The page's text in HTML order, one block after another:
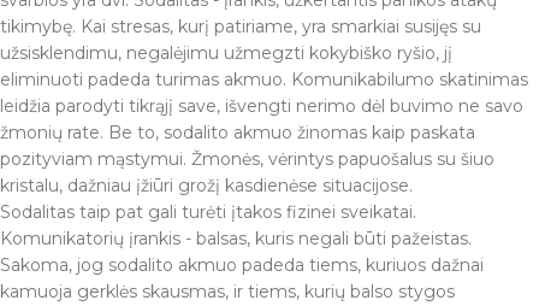
tikimybę. Kai stresas, kurį patiriame, yra smarkiai susijęs su
užsisklendimu, negalėjimu užmegzti kokybiško ryšio, jį
eliminuoti padeda turimas akmuo. Komunikabilumo skatinimas
leidžia parodyti tikrąjį save, išvengti nerimo dėl buvimo ne savo
žmonių rate. Be to, sodalito akmuo žinomas kaip paskata
pozityviam mąstymui. Žmonės, vėrintys papuošalus su šiuo
kristalu, dažniau įžiūri grožį kasdienėse situacijose.
Sodalitas taip pat gali turėti įtakos fizinei sveikatai.
Komunikatorių įrankis - balsas, kuris negali būti pažeistas.
Sakoma, jog sodalito akmuo padeda tiems, kuriuos dažnai
kamuoja gerklės skausmas, ir tiems, kurių balso stygos